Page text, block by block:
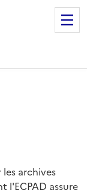
archives
l'ECPAD assure